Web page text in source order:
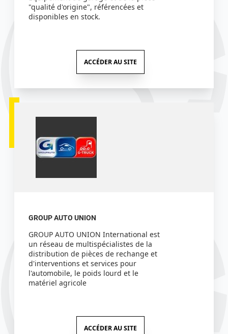
"qualité d'origine", référencées et
disponibles en stock.
ACCÉDER AU SITE
GROUP AUTO UNION
GROUP AUTO UNION International est
un réseau de multispécialistes de la
distribution de pièces de rechange et
d'interventions et services pour
l'automobile, le poids lourd et le
matériel agricole
ACCÉDER AU SITE